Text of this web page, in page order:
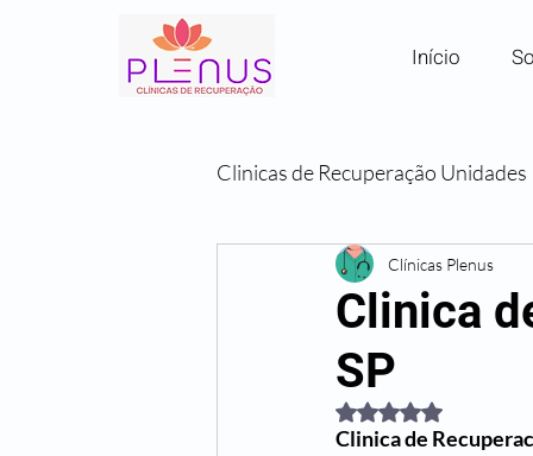
Início
Clinicas de Recuperação Unidades
Clínicas por Região em SP
Comunidades Terapêuticas
Clinica
SP
Clínicas Plenus
Avaliado com NaN
Clinica de